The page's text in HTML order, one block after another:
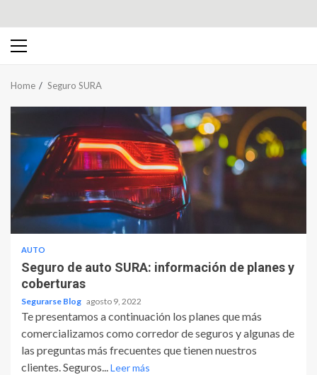
Primary
Home Seguro SURA
AUTO
Seguro de auto SURA: información de planes y
coberturas
Segurarse Blog agosto 9, 2022
Te presentamos a continuación los planes que más
comercializamos como corredor de seguros y algunas de
las preguntas más frecuentes que tienen nuestros
clientes. Seguros...Leer más